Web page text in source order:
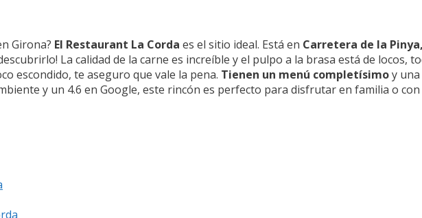
Girona? El Restaurant La Corda es el sitio ideal. Está en Carretera de la
La calidad de la carne es increíble y el pulpo a la brasa está de locos,
escondido, te aseguro que vale la pena. Tienen un menú completísimoy una
y un 4.6 en Google, este rincón es perfecto para disfrutar en familia o